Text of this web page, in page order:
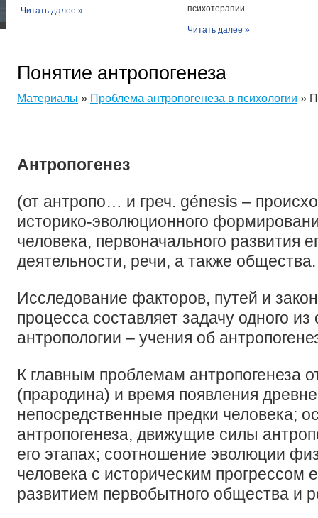
Читать далее »
психотерапии.
Читать далее »
Понятие антропогенеза
Материалы » Проблема антропогенеза в психологии »
Антропогенез
(от антропо… и греч. génesis –
историко-эволюционного
человека, первоначального развития
деятельности, речи, а также общества.
Исследование факторов, путей и
процесса составляет задачу одного
антропологии – учения об
К главным проблемам антропогенеза
(прародина) и время появления
непосредственные предки человека;
антропогенеза, движущие силы
его этапах; соотношение эволюции
человека с историческим прогрессом
развитием первобытного общества и